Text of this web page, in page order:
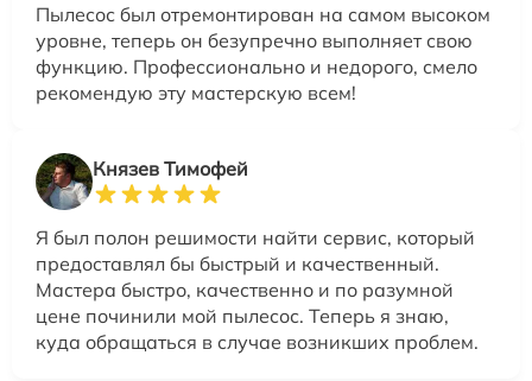
Пылесос был отремонтирован на самом высоком
уровне, теперь он безупречно выполняет свою
функцию. Профессионально и недорого, смело
рекомендую эту мастерскую всем!
Князев Тимофей
Я был полон решимости найти сервис, который
предоставлял бы быстрый и качественный.
Мастера быстро, качественно и по разумной
цене починили мой пылесос. Теперь я знаю,
куда обращаться в случае возникших проблем.